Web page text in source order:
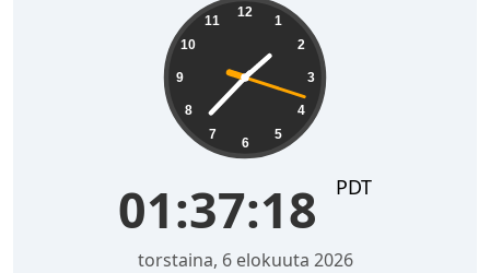
12
1
2
3
4
5
6
7
8
9
10
11
01:37:19 PDT
torstaina, 6 elokuuta 2026